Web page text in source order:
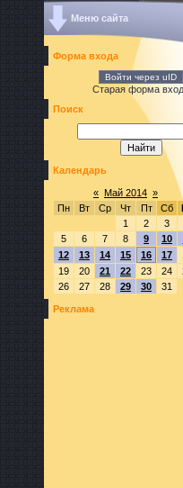
Меню сайта
Форма входа
Войти через uID
Старая форма
Поиск
Календарь
« Май 2014 »
Пн
Вт Ср Чт Пт Сб
1
2 3
5
6 7 8 9 10
12
13 14 15 16 17
19
20 21 22 23 24
26
27 28 29 30 31
Реклама